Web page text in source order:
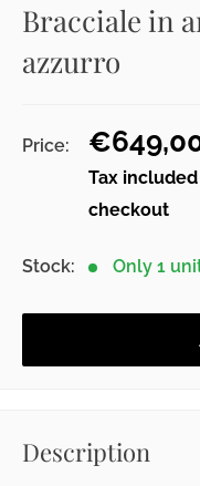
Bracciale in
azzurro
Price:
Sale
price
Tax included
checkout
Stock: Only 1
Description